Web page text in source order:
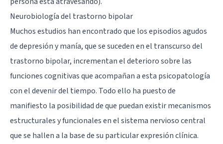
Neurobiología del trastorno bipolar
Muchos estudios han encontrado que los episodios agudos
de depresión y manía, que se suceden en el transcurso del
trastorno bipolar, incrementan el deterioro sobre las
funciones cognitivas que acompañan a esta psicopatología
con el devenir del tiempo. Todo ello ha puesto de
manifiesto la posibilidad de que puedan existir mecanismos
estructurales y funcionales en el sistema nervioso central
que se hallen a la base de su particular expresión clínica.